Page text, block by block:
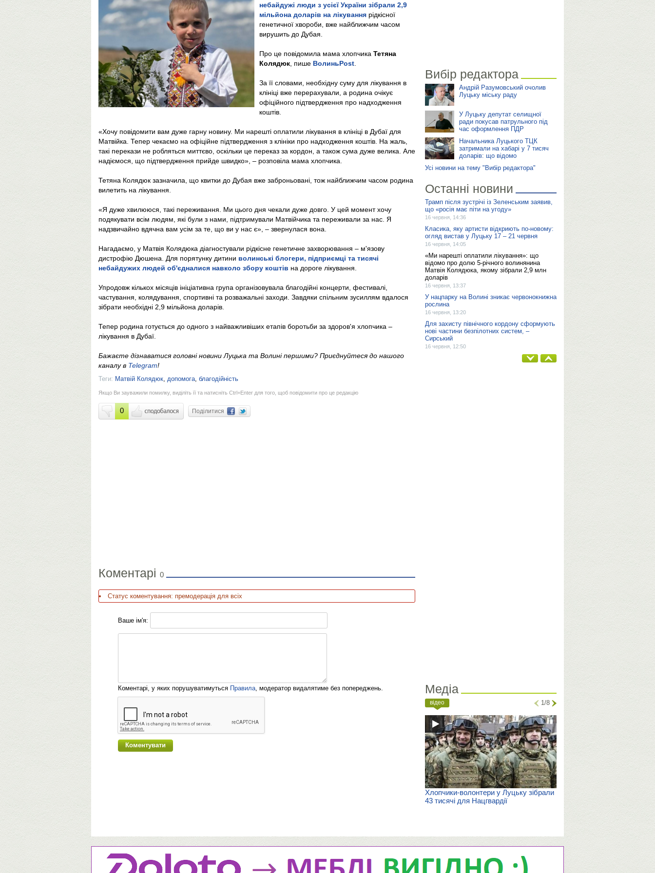
небайдужі люди з усієї України зібрали 2,9
мільйона доларів на лікування рідкісної
генетичної хвороби, вже найближчим часом
вирушить до Дубая.
Про це повідомила мама хлопчика Тетяна
Колядюк , пише ВолиньPost
За її словами, необхідну суму для лікування в
клініці вже перерахували, а родина очікує
офіційного підтвердження про надходження
коштів.
«Хочу повідомити вам дуже гарну новину. Ми нарешті оплатили лікування в клініці в Дубаї для
Матвійка. Тепер чекаємо на офіційне підтвердження з клініки про надходження коштів. На жаль,
такі перекази не робляться миттєво, оскільки це переказ за кордон, а також сума дуже велика. Але
надіємося, що підтвердження прийде швидко», – розповіла мама хлопчика.
Тетяна Колядюк зазначила, що квитки до Дубая вже заброньовані, тож найближчим часом родина
вилетить на лікування.
«Я дуже хвилююся, такі переживання. Ми цього дня чекали дуже довго. У цей момент хочу
подякувати всім людям, які були з нами, підтримували Матвійчика та переживали за нас. Я
надзвичайно вдячна вам усім за те, що ви у нас є», – звернулася вона.
Нагадаємо, у Матвія Колядюка діагностували рідкісне генетичне захворювання – м'язову
дистрофію Дюшена. Для порятунку дитини волинські блогери, підприємці та тисячі
небайдужих людей об'єдналися навколо збору коштів на дороге лікування.
Упродовж кількох місяців ініціативна група організовувала благодійні концерти, фестивалі,
частування, колядування, спортивні та розважальні заходи. Завдяки спільним зусиллям вдалося
зібрати необхідні 2,9 мільйона доларів.
Тепер родина готується до одного з найважливіших етапів боротьби за здоров'я хлопчика –
лікування в Дубаї.
Бажаєте дізнаватися головні новини Луцька та Волині першими? Приєднуйтеся до нашого
каналу в Telegram!
Теги: Матвій Колядюк, допомога, благодійність
Якщо Ви зауважили помилку, виділіть її та натисніть Ctrl+Enter для того, щоб повідомити про це редакцію
0 Поділитися
Коментарі 0
Статус коментування: премодерація для всіх
Ваше ім'я:
Коментарі, у яких порушуватимуться Правила, модератор видалятиме без попереджень.
Вибір редактора
Андрій Разумовський очолив
Луцьку міську раду
У Луцьку депутат селищної
ради покусав патрульного під
час оформлення ПДР
Начальника Луцького ТЦК
затримали на хабарі у 7 тисяч
доларів: що відомо
Усі новини на тему "Вибір редактора"
Останні новини
Трамп після зустрічі із Зеленським заявив,
що «росія має піти на угоду»
16 червня, 14:36
Класика, яку артисти відкриють по-новому:
огляд вистав у Луцьку 17 – 21 червня
16 червня, 14:05
«Ми нарешті оплатили лікування»: що
відомо про долю 5-річного волинянина
Матвія Колядюка, якому зібрали 2,9 млн
доларів
16 червня, 13:37
У нацпарку на Волині зникає червонокнижна
рослина
16 червня, 13:20
Для захисту північного кордону сформують
нові частини безпілотних систем, –
Сирський
16 червня, 12:50
Медіа
відео 1/8
Хлопчики-волонтери у Луцьку зібрали
43 тисячі для Нацгвардії